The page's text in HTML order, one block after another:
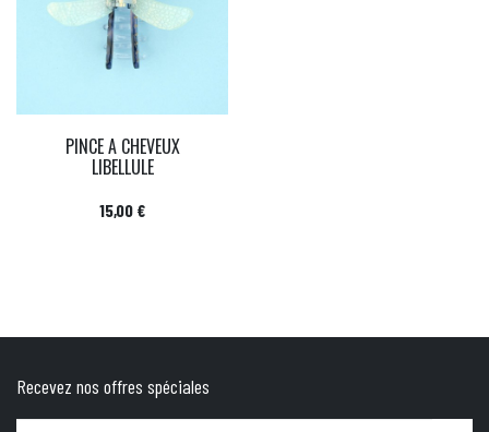
PINCE A CHEVEUX
LIBELLULE
Prix
15,00 €
Recevez nos offres spéciales